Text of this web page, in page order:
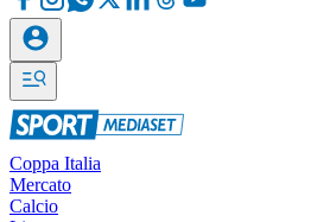
Coppa Italia
Mercato
Calcio